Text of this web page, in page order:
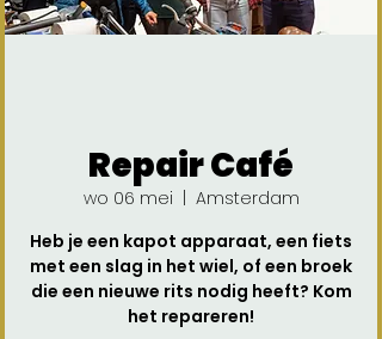
Repair Café
wo 06 mei
Amsterdam
Heb je een kapot apparaat, een fiets
met een slag in het wiel, of een broek
die een nieuwe rits nodig heeft? Kom
het repareren!